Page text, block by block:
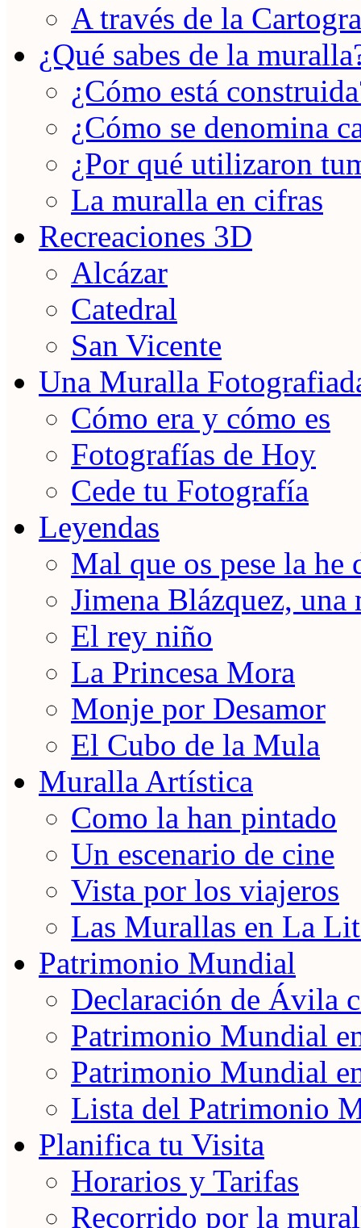
A través de la
¿Qué sabes de la
¿Cómo está
¿Cómo se denomina
¿Por qué utilizaron
La muralla en cifras
Recreaciones 3D
Alcázar
Catedral
San Vicente
Una Muralla
Cómo era y cómo es
Fotografías de Hoy
Cede tu Fotografía
Leyendas
Mal que os pese la he
Jimena Blázquez, una
El rey niño
La Princesa Mora
Monje por Desamor
El Cubo de la Mula
Muralla Artística
Como la han pintado
Un escenario de cine
Vista por los viajeros
Las Murallas en La
Patrimonio Mundial
Declaración de Ávila
Patrimonio Mundial
Patrimonio Mundial
Lista del Patrimonio
Planifica tu Visita
Horarios y Tarifas
Recorrido por la